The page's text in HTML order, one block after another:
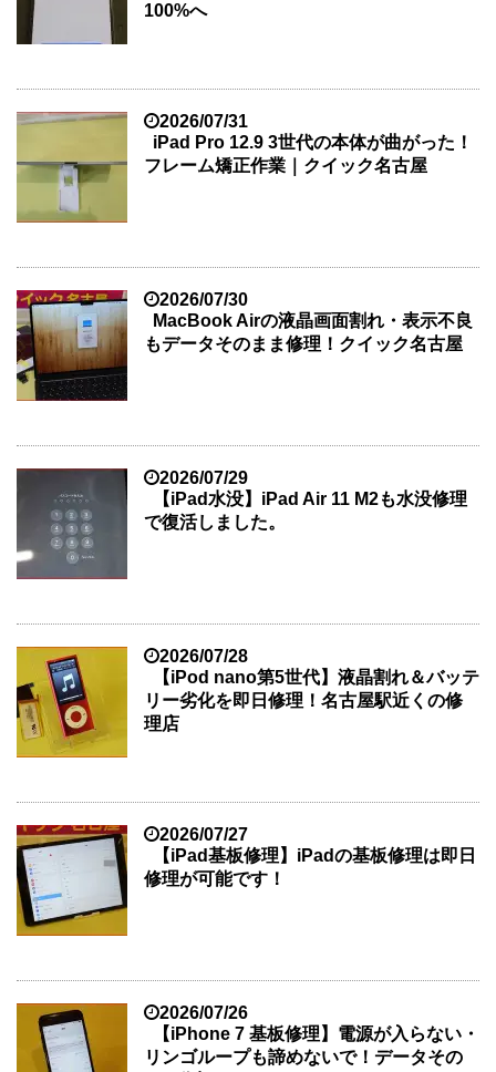
100%へ
2026/07/31
iPad Pro 12.9 3世代の本体が曲がった！
フレーム矯正作業｜クイック名古屋
2026/07/30
MacBook Airの液晶画面割れ・表示不良
もデータそのまま修理！クイック名古屋
2026/07/29
【iPad水没】iPad Air 11 M2も水没修理
で復活しました。
2026/07/28
【iPod nano第5世代】液晶割れ＆バッテ
リー劣化を即日修理！名古屋駅近くの修
理店
2026/07/27
【iPad基板修理】iPadの基板修理は即日
修理が可能です！
2026/07/26
【iPhone 7 基板修理】電源が入らない・
リンゴループも諦めないで！データその